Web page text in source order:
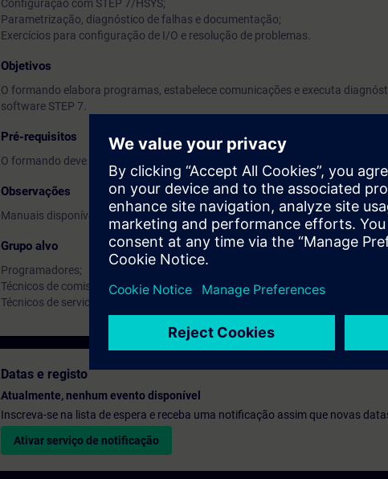
Configuração com STEP 7/HSYS;
Parametrização, diagnóstico de falhas e documentação;
Exercícios para configuração de I/O e resolução de problemas.
Objetivos
O formando elabora programas, estabelece comunicações e executa
software STEP 7.
Pré-requisitos
O formando deve ter conhecimentos de SIMATIC S7 equivalentes aos cursos
Observações
Manuais disponíveis em Inglês.
Grupo alvo
Programadores;
Técnicos de comissionamento;
Técnicos de service.
Datas e registo
Atualmente, nenhum evento disponível
Inscreva-se na lista de espera e receba uma notificação assim que novas
Ativar serviço de notificação